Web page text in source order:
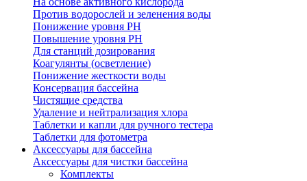
Против водорослей и зеленения воды
Понижение уровня РН
Повышение уровня РН
Для станций дозирования
Коагулянты (осветление)
Понижение жесткости воды
Консервация бассейна
Чистящие средства
Удаление и нейтрализация хлора
Таблетки и капли для ручного тестера
Таблетки для фотометра
Аксессуары для бассейна
Аксессуары для чистки бассейна
Комплекты